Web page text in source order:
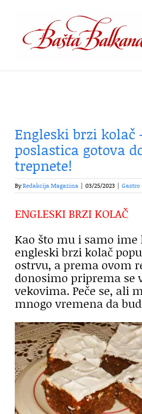
content
Engleski brzi kolač
poslastica gotova
trepnete!
ByRedakcija Magazina 03/25/2023 Gastro
ENGLESKI BRZI KOLAČ
Kao što mu i samo ime
engleski brzi kolač
ostrvu, a prema ovom
donosimo priprema se
vekovima. Peče se, ali
mnogo vremena da